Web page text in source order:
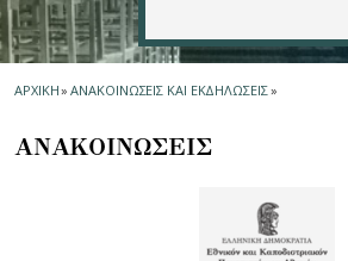
ΑΡΧΙΚΗ» ΑΝΑΚΟΙΝΩΣΕΙΣ ΚΑΙ ΕΚΔΗΛΩΣΕΙΣ»
ΑΝΑΚΟΙΝΩΣΕΙΣ